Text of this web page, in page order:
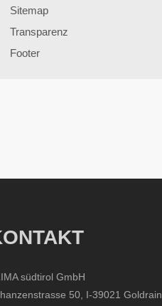
Sitemap
Transparenz
Footer
südtirol GmbH
50, I-39021 Goldrain